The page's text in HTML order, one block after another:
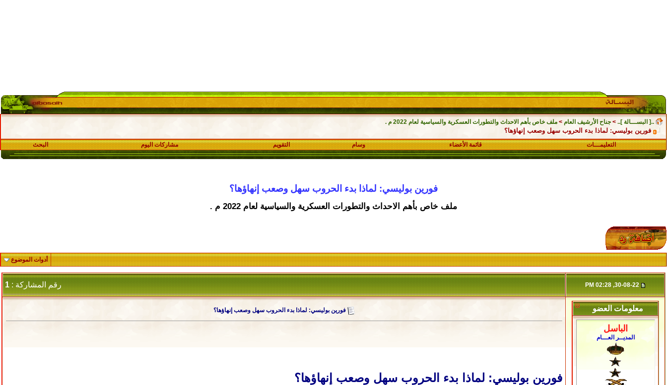
..[ البســـالة ].. > جناح الأرشيف العام > ملف خاص بأهم الاحداث والتطورات العسكرية والسياسية لعام 2022 م .
فورين بوليسي: لماذا بدء الحروب سهل وصعب إنهاؤها؟
التعليمـــات قائمة الأعضاء وسام التقويم مشاركات اليوم البحث
فورين بوليسي: لماذا بدء الحروب سهل وصعب إنهاؤها؟
ملف خاص بأهم الاحداث والتطورات العسكرية والسياسية لعام 2022 م .
أدوات الموضوع
30-08-22, 02:28 PM رقم المشاركة : 1
معلومات العضو
الباسل
المديــر العـــام
فورين بوليسي: لماذا بدء الحروب سهل وصعب إنهاؤها؟
فورين بوليسي: لماذا بدء الحروب سهل وصعب إنهاؤها؟